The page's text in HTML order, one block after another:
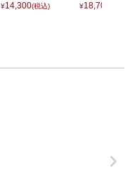
ン 6P キャスケッ
¥14,300(税込)
デニム ハン
¥18,700